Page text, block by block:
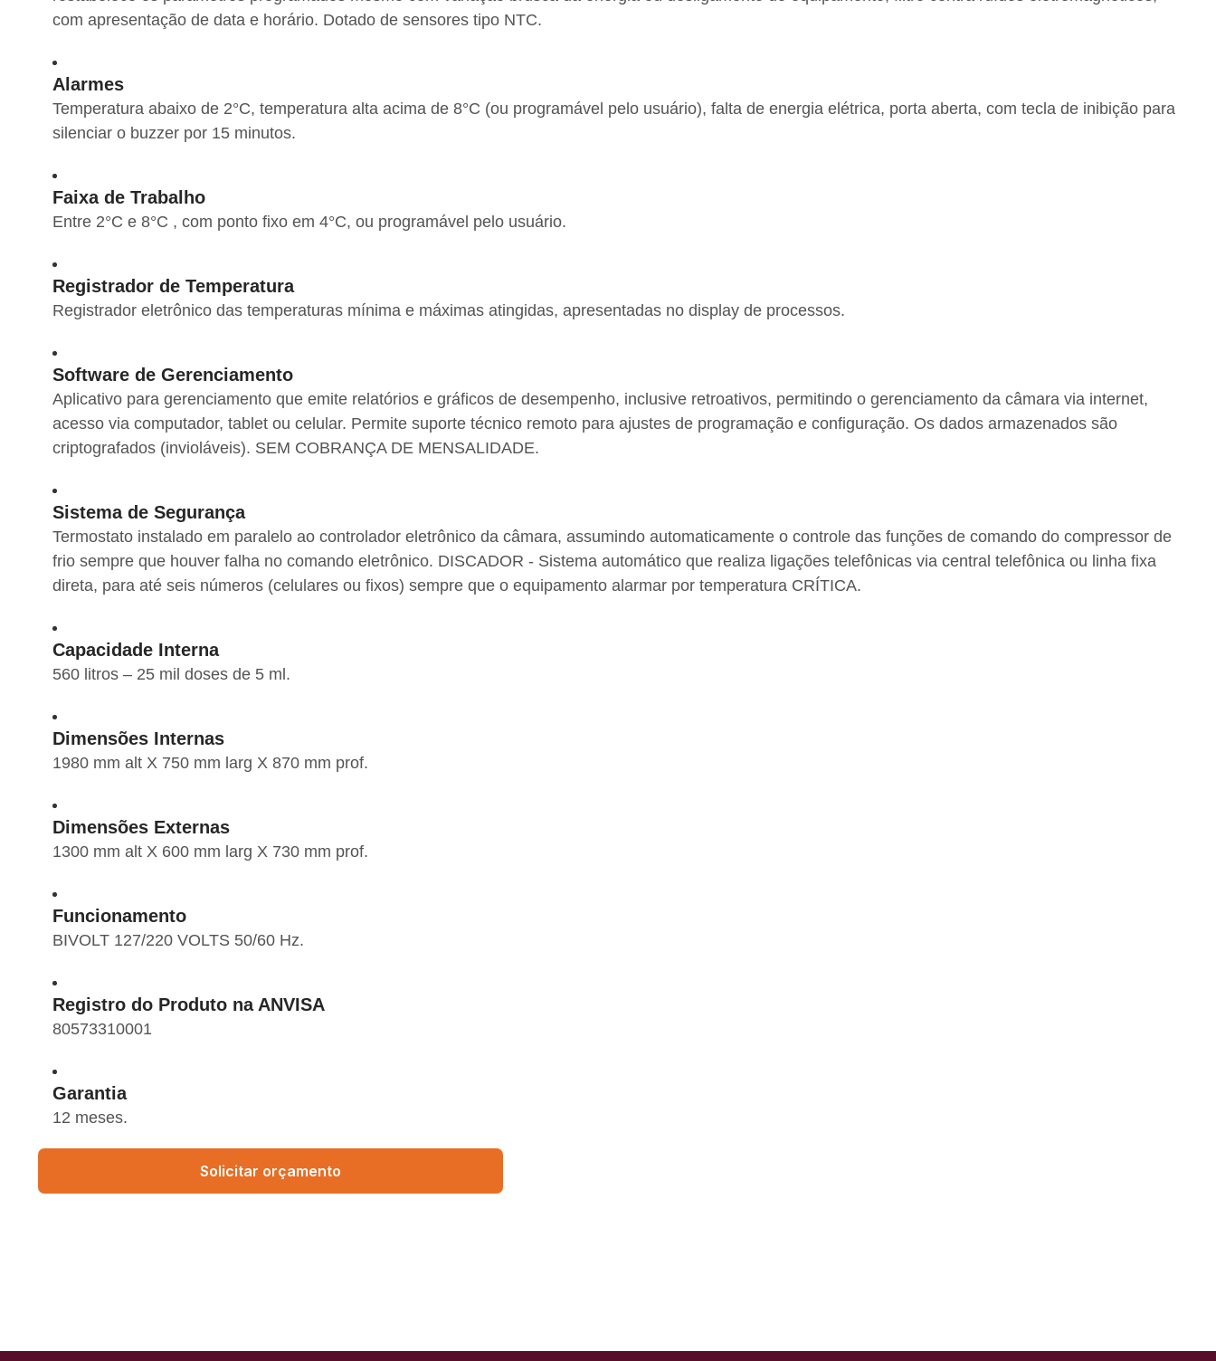
com apresentação de data e horário. Dotado de sensores tipo NTC.
Alarmes
Temperatura abaixo de 2°C, temperatura alta acima de 8°C (ou programável pelo usuário), falta de energia elétrica, porta aberta, com tecla de inibição para
silenciar o buzzer por 15 minutos.
Faixa de Trabalho
Entre 2°C e 8°C , com ponto fixo em 4°C, ou programável pelo usuário.
Registrador de Temperatura
Registrador eletrônico das temperaturas mínima e máximas atingidas, apresentadas no display de processos.
Software de Gerenciamento
Aplicativo para gerenciamento que emite relatórios e gráficos de desempenho, inclusive retroativos, permitindo o gerenciamento da câmara via internet,
acesso via computador, tablet ou celular. Permite suporte técnico remoto para ajustes de programação e configuração. Os dados armazenados são
criptografados (invioláveis). SEM COBRANÇA DE MENSALIDADE.
Sistema de Segurança
Termostato instalado em paralelo ao controlador eletrônico da câmara, assumindo automaticamente o controle das funções de comando do compressor de
frio sempre que houver falha no comando eletrônico. DISCADOR - Sistema automático que realiza ligações telefônicas via central telefônica ou linha fixa
direta, para até seis números (celulares ou fixos) sempre que o equipamento alarmar por temperatura CRÍTICA.
Capacidade Interna
560 litros – 25 mil doses de 5 ml.
Dimensões Internas
1980 mm alt X 750 mm larg X 870 mm prof.
Dimensões Externas
1300 mm alt X 600 mm larg X 730 mm prof.
Funcionamento
BIVOLT 127/220 VOLTS 50/60 Hz.
Registro do Produto na ANVISA
80573310001
Garantia
12 meses.
Solicitar orçamento